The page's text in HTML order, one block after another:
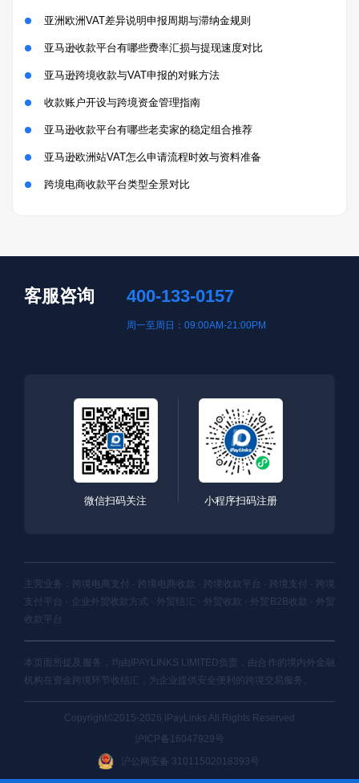
亚洲欧洲VAT差异说明申报周期与滞纳金规则
亚马逊收款平台有哪些费率汇损与提现速度对比
亚马逊跨境收款与VAT申报的对账方法
收款账户开设与跨境资金管理指南
亚马逊收款平台有哪些老卖家的稳定组合推荐
亚马逊欧洲站VAT怎么申请流程时效与资料准备
跨境电商收款平台类型全景对比
客服咨询 400-133-0157
周一至周日：09:00AM-21:00PM
微信扫码关注 小程序扫码注册
主营业务：跨境电商支付 · 跨境电商收款 · 跨境收款平台 · 跨境支付 · 跨境
支付平台 · 企业外贸收款方式 · 外贸结汇 · 外贸收款 · 外贸B2B收款 · 外贸
收款平台
本页面所提及服务，均由IPAYLINKS LIMITED负责，由合作的境内外金融
机构在资金跨境环节收结汇，为企业提供安全便利的跨境交易服务。
Copyright©2015-2026 iPayLinks All Rights Reserved
沪ICP备16047929号
沪公网安备 31011502018393号